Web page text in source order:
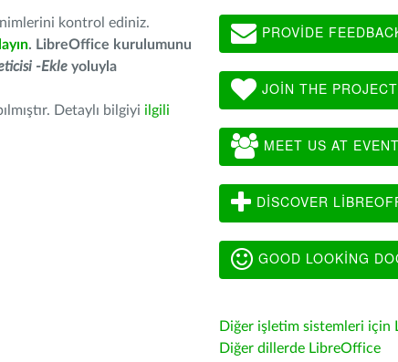
kontrol ediniz.
. LibreOffice kurulumunu
-Ekle yoluyla
Detaylı bilgiyi ilgili
PROVIDE
JOIN THE
MEET US AT
DISCOVER
GOOD LOOKING
Diğer işletim sistemleri için
Diğer dillerde LibreOffice